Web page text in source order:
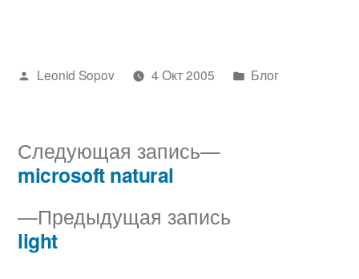
Написано
Leonid Sopov 4 Окт 2005
Написано
Блог
Навигация
по
записям
Предыдущая запись
light
Следующая запись
Следующая
microsoft natural